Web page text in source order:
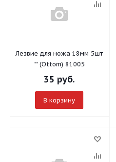
Лезвие для ножа 18мм 5шт
"" (Ottom) 81005
35 руб.
В корзину